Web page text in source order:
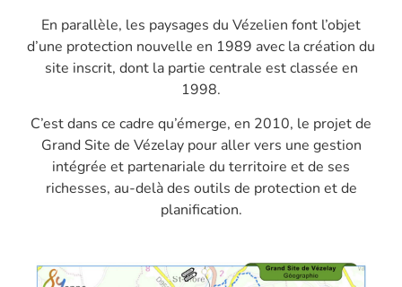
En parallèle, les paysages du Vézelien font l’objet
d’une protection nouvelle en 1989 avec la création du
site inscrit, dont la partie centrale est classée en
1998.
C’est dans ce cadre qu’émerge, en 2010, le projet de
Grand Site de Vézelay pour aller vers une gestion
intégrée et partenariale du territoire et de ses
richesses, au-delà des outils de protection et de
planification.